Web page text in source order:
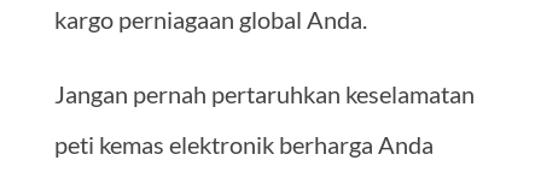
kargo perniagaan global Anda.
Jangan pernah pertaruhkan keselamatan
peti kemas elektronik berharga Anda